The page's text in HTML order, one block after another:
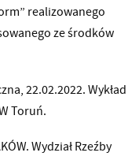
realizowanego
ze środków
22.02.2022. Wykład
Toruń.
Wydział Rzeźby